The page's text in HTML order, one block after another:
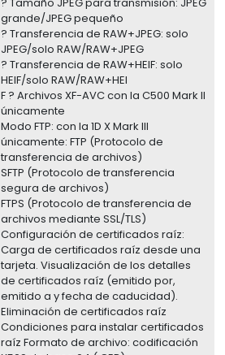
? Tamaño JPEG para transmisión: JPEG
grande/JPEG pequeño
? Transferencia de RAW+JPEG: solo
JPEG/solo RAW/RAW+JPEG
? Transferencia de RAW+HEIF: solo
HEIF/solo RAW/RAW+HEI
F ? Archivos XF-AVC con la C500 Mark II
únicamente
Modo FTP: con la 1D X Mark III
únicamente: FTP (Protocolo de
transferencia de archivos)
SFTP (Protocolo de transferencia
segura de archivos)
FTPS (Protocolo de transferencia de
archivos mediante SSL/TLS)
Configuración de certificados raíz:
Carga de certificados raíz desde una
tarjeta. Visualización de los detalles
de certificados raíz (emitido por,
emitido a y fecha de caducidad).
Eliminación de certificados raíz
Condiciones para instalar certificados
raíz Formato de archivo: codificación